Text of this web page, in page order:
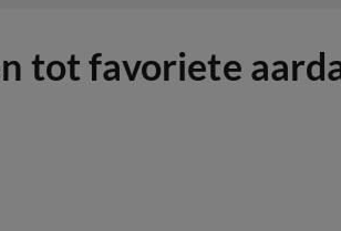
tot favoriete